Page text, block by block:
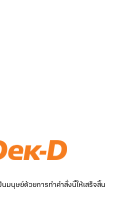
มนุษย์ด้วยการทำคำสั่งนี้ให้เสร็จสิ้น